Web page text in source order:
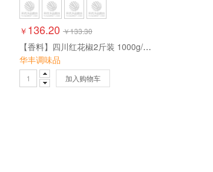
￥ 136.20 ￥133.30
【香料】四川红花椒2斤装 1000g/袋 （需磨粉请备注）
华丰调味品
加入购物车